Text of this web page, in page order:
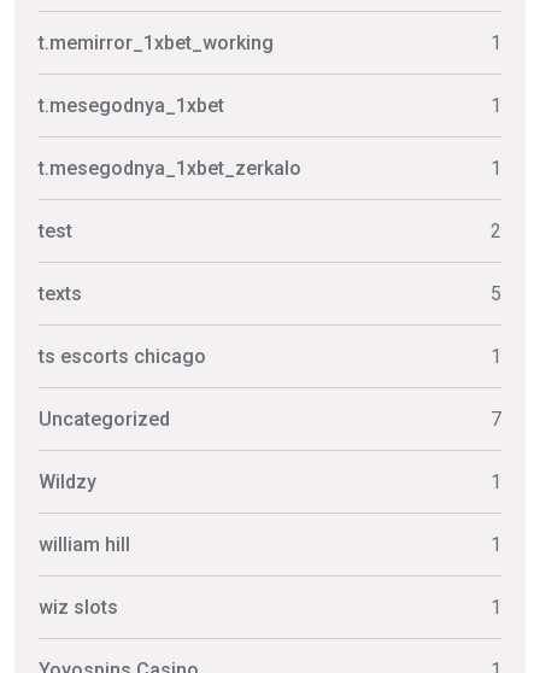
t.memirror_1xbet_working 1
t.mesegodnya_1xbet 1
t.mesegodnya_1xbet_zerkalo 1
test 2
texts 5
ts escorts chicago 1
Uncategorized 7
Wildzy 1
william hill 1
wiz slots 1